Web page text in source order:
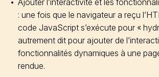
Ajouter l’interactivité et les
: une fois que le navigateur a reçu
code JavaScript s’exécute pour «
autrement dit pour ajouter de
fonctionnalités dynamiques à une
rendue.